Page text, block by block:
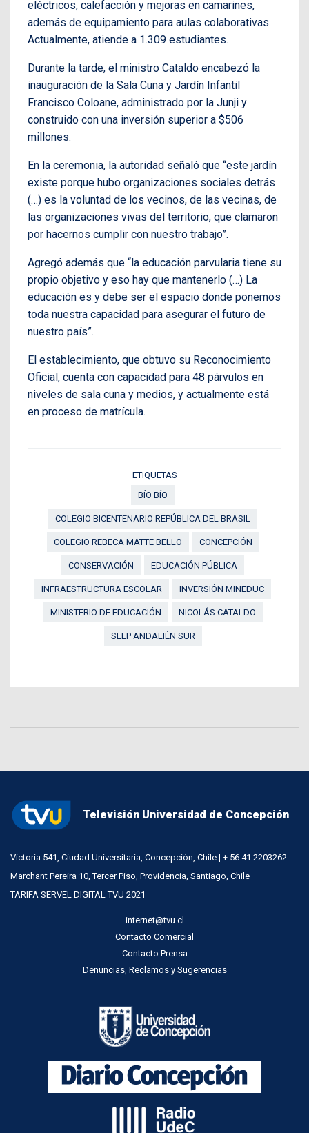
eléctricos, calefacción y mejoras en camarines,
además de equipamiento para aulas colaborativas.
Actualmente, atiende a 1.309 estudiantes.
Durante la tarde, el ministro Cataldo encabezó la
inauguración de la Sala Cuna y Jardín Infantil
Francisco Coloane, administrado por la Junji y
construido con una inversión superior a $506
millones.
En la ceremonia, la autoridad señaló que “este jardín
existe porque hubo organizaciones sociales detrás
(…) es la voluntad de los vecinos, de las vecinas, de
las organizaciones vivas del territorio, que clamaron
por hacernos cumplir con nuestro trabajo”.
Agregó además que “la educación parvularia tiene su
propio objetivo y eso hay que mantenerlo (…) La
educación es y debe ser el espacio donde ponemos
toda nuestra capacidad para asegurar el futuro de
nuestro país”.
El establecimiento, que obtuvo su Reconocimiento
Oficial, cuenta con capacidad para 48 párvulos en
niveles de sala cuna y medios, y actualmente está
en proceso de matrícula.
ETIQUETAS
BÍO BÍO
COLEGIO BICENTENARIO REPÚBLICA DEL BRASIL
COLEGIO REBECA MATTE BELLO CONCEPCIÓN
CONSERVACIÓN EDUCACIÓN PÚBLICA
INFRAESTRUCTURA ESCOLAR INVERSIÓN MINEDUC
MINISTERIO DE EDUCACIÓN NICOLÁS CATALDO
SLEP ANDALIÉN SUR
Televisión Universidad de Concepción
Victoria 541, Ciudad Universitaria, Concepción, Chile | + 56 41 2203262
Marchant Pereira 10, Tercer Piso, Providencia, Santiago, Chile
TARIFA SERVEL DIGITAL TVU 2021
internet@tvu.cl
Contacto Comercial
Contacto Prensa
Denuncias, Reclamos y Sugerencias